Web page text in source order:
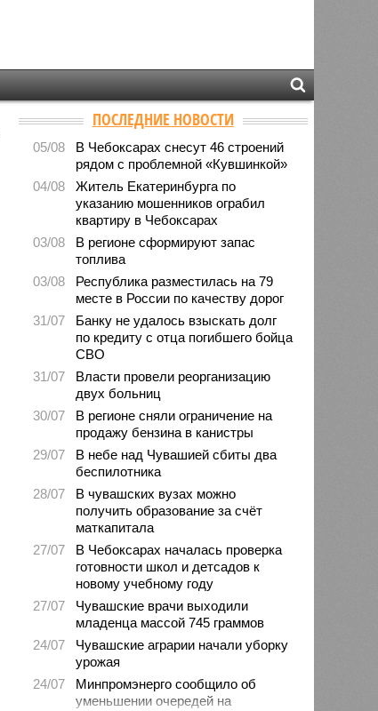
ПОСЛЕДНИЕ НОВОСТИ
05/08
В Чебоксарах снесут 46 строений
рядом с проблемной «Кувшинкой»
04/08
Житель Екатеринбурга по
указанию мошенников ограбил
квартиру в Чебоксарах
03/08
В регионе сформируют запас
топлива
03/08
Республика разместилась на 79
месте в России по качеству дорог
31/07
Банку не удалось взыскать долг
по кредиту с отца погибшего бойца
СВО
31/07
Власти провели реорганизацию
двух больниц
30/07
В регионе сняли ограничение на
продажу бензина в канистры
29/07
В небе над Чувашией сбиты два
беспилотника
28/07
В чувашских вузах можно
получить образование за счёт
маткапитала
27/07
В Чебоксарах началась проверка
готовности школ и детсадов к
новому учебному году
27/07
Чувашские врачи выходили
младенца массой 745 граммов
24/07
Чувашские аграрии начали уборку
урожая
24/07
Минпромэнерго сообщило об
уменьшении очередей на